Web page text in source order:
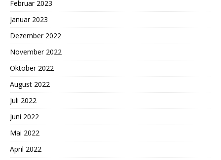
Februar 2023
Januar 2023
Dezember 2022
November 2022
Oktober 2022
August 2022
Juli 2022
Juni 2022
Mai 2022
April 2022